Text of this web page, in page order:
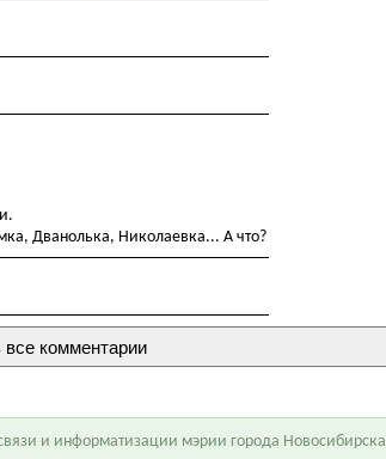
Дванолька, Николаевка... А что?
и информатизации мэрии города Новосибирска